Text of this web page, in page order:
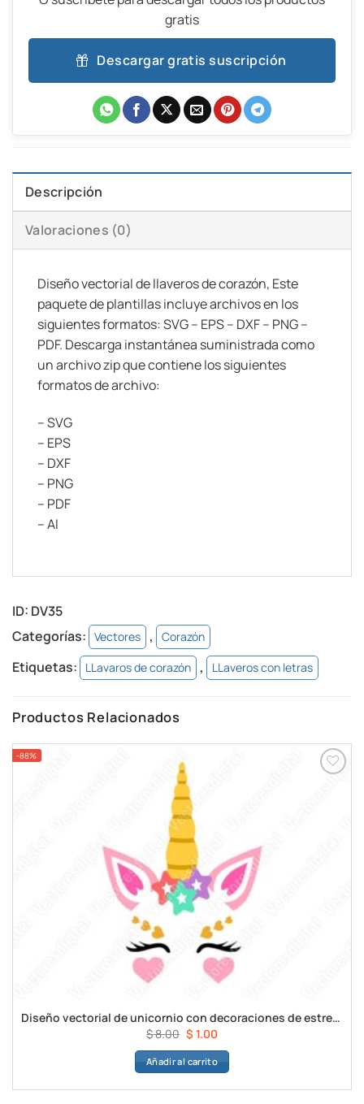
gratis
Descargar gratis suscripción
Descripción
Valoraciones (0)
Diseño vectorial de llaveros de corazón, Este
paquete de plantillas incluye archivos en los
siguientes formatos: SVG – EPS – DXF – PNG –
PDF. Descarga instantánea suministrada como
un archivo zip que contiene los siguientes
formatos de archivo:
– SVG
– EPS
– DXF
– PNG
– PDF
– AI
ID: DV35
Categorías: Vectores , Corazón
Etiquetas: LLavaros de corazón , LLaveros con letras
Productos Relacionados
-88%
Diseño vectorial de unicornio con decoraciones de estrellas
$8.00 El
precio
original
$ 8.00.
$ 1.00El
precio
actual
$ 1.00.
Añadir al carrito